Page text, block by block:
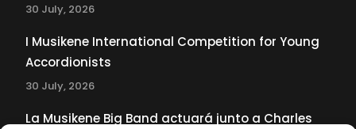
30 July, 2026
I Musikene International Competition for Young
Accordionists
30 July, 2026
La Musikene Big Band actuará junto a Charles